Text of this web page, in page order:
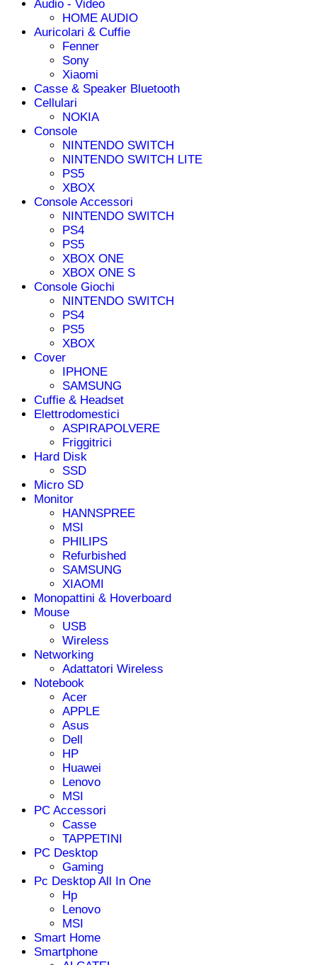
Audio - Video
HOME AUDIO
Auricolari & Cuffie
Fenner
Sony
Xiaomi
Casse & Speaker Bluetooth
Cellulari
NOKIA
Console
NINTENDO SWITCH
NINTENDO SWITCH LITE
PS5
XBOX
Console Accessori
NINTENDO SWITCH
PS4
PS5
XBOX ONE
XBOX ONE S
Console Giochi
NINTENDO SWITCH
PS4
PS5
XBOX
Cover
IPHONE
SAMSUNG
Cuffie & Headset
Elettrodomestici
ASPIRAPOLVERE
Friggitrici
Hard Disk
SSD
Micro SD
Monitor
HANNSPREE
MSI
PHILIPS
Refurbished
SAMSUNG
XIAOMI
Monopattini & Hoverboard
Mouse
USB
Wireless
Networking
Adattatori Wireless
Notebook
Acer
APPLE
Asus
Dell
HP
Huawei
Lenovo
MSI
PC Accessori
Casse
TAPPETINI
PC Desktop
Gaming
Pc Desktop All In One
Hp
Lenovo
MSI
Smart Home
Smartphone